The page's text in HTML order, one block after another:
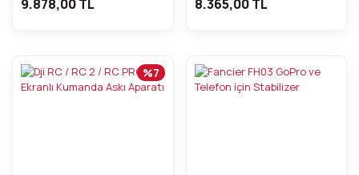
9.878,00 TL 8.365,00 TL
%7